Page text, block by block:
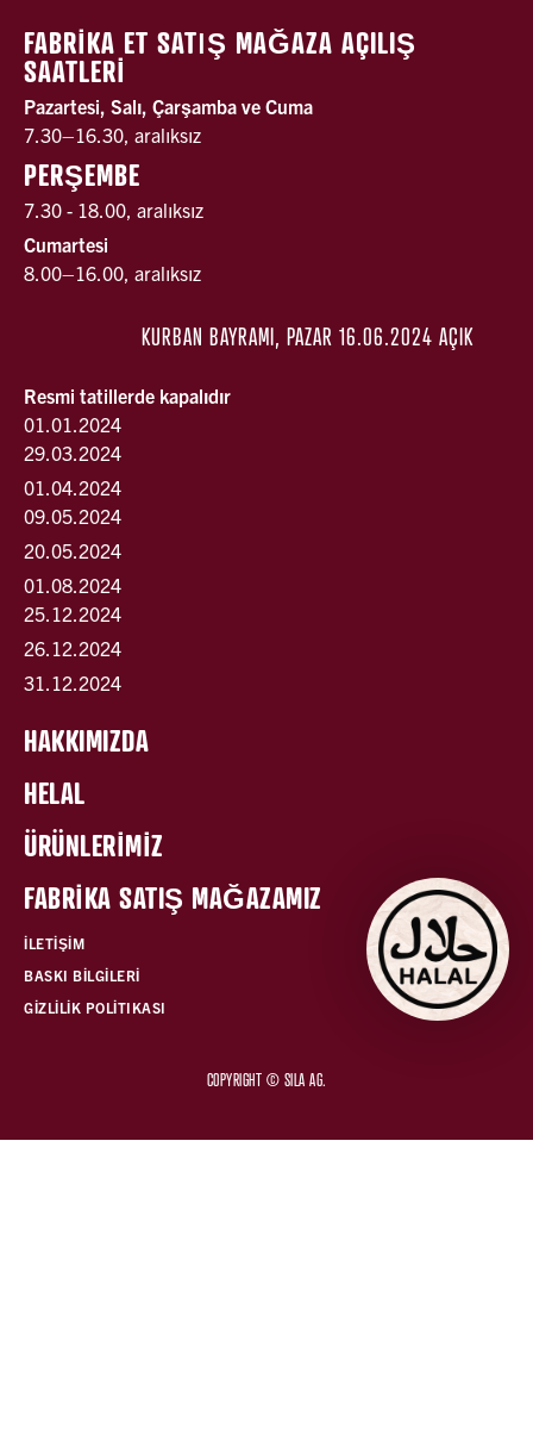
FABRİKA ET SATǀŞ MAĞAZA AÇILIŞ
SAATLERİ
Pazartesi, Salı, Çarşamba ve Cuma
7.30–16.30, aralıksız
PERŞEMBE
7.30 - 18.00, aralıksız
Cumartesi
8.00–16.00, aralıksız
KURBAN BAYRAMI, PAZAR 16.06.2024 AÇIK
Resmi tatillerde kapalıdır
01.01.2024
29.03.2024
01.04.2024
09.05.2024
20.05.2024
01.08.2024
25.12.2024
26.12.2024
31.12.2024
HAKKIMIZDA
HELAL
ÜRÜNLERİMİZ
FABRİKA SATIŞ MAĞAZAMIZ
İLETİŞİM
BASKI BİLGİLERİ
GİZLİLİK POLİTIKASI
COPYRIGHT © SILA AG.